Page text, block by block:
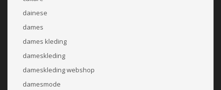
dainese
dames
dames kleding
dameskleding
dameskleding webshop
damesmode